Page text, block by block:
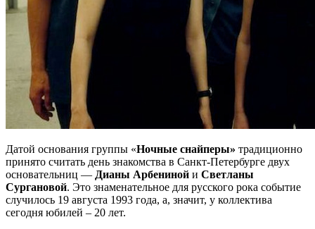
Датой основания группы «Ночные снайперы» традиционно
принято считать день знакомства в Санкт-Петербурге двух
основательниц — Дианы Арбениной и Светланы
Сургановой. Это знаменательное для русского рока событие
случилось 19 августа 1993 года, а, значит, у коллектива
сегодня юбилей – 20 лет.